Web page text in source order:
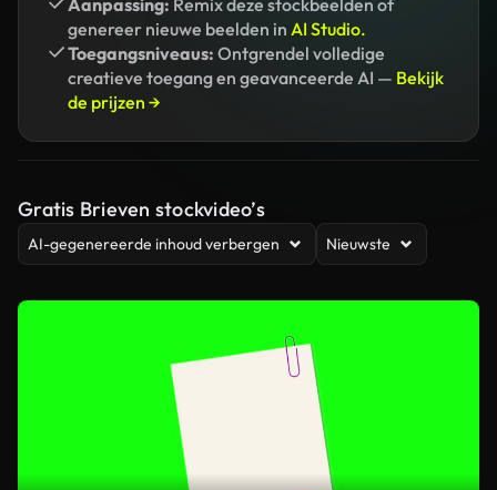
Aanpassing: Remix deze stockbeelden of
genereer nieuwe beelden in AI Studio.
Toegangsniveaus: Ontgrendel volledige
creatieve toegang en geavanceerde AI — Bekijk
de prijzen →
Gratis Brieven stockvideo’s
AI-gegenereerde inhoud verbergen Nieuwste